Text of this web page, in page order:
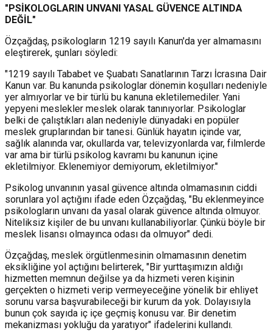
"PSİKOLOGLARIN UNVANI YASAL GÜVENCE ALTINDA
DEĞİL"
Özçağdaş, psikologların 1219 sayılı Kanun'da yer almamasını
eleştirerek, şunları söyledi:
"1219 sayılı Tababet ve Şuabatı Sanatlarının Tarzı İcrasına Dair
Kanun var. Bu kanunda psikologlar dönemin koşulları nedeniyle
yer almıyorlar ve bir türlü bu kanuna ekletilemediler. Yani
yepyeni meslekler meslek olarak tanınıyorlar. Psikologlar
belki de çalıştıkları alan nedeniyle dünyadaki en popüler
meslek gruplarından bir tanesi. Günlük hayatın içinde var,
sağlık alanında var, okullarda var, televizyonlarda var, filmlerde
var ama bir türlü psikolog kavramı bu kanunun içine
ekletilmiyor. Eklenemiyor demiyorum, ekletilmiyor."
Psikolog unvanının yasal güvence altında olmamasının ciddi
sorunlara yol açtığını ifade eden Özçağdaş, "Bu eklenmeyince
psikologların unvanı da yasal olarak güvence altında olmuyor.
Niteliksiz kişiler de bu unvanı kullanabiliyorlar. Çünkü böyle bir
meslek lisansı olmayınca odası da olmuyor" dedi.
Özçağdaş, meslek örgütlenmesinin olmamasının denetim
eksikliğine yol açtığını belirterek, "Bir yurttaşımızın aldığı
hizmetten memnun değilse ya da hizmeti veren kişinin
gerçekten o hizmeti verip vermeyeceğine yönelik bir ehliyet
sorunu varsa başvurabileceği bir kurum da yok. Dolayısıyla
bunun çok sayıda iç içe geçmiş konusu var. Bir denetim
mekanizması yokluğu da yaratıyor" ifadelerini kullandı.